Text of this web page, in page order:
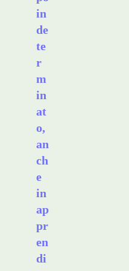
in
de
te
r
m
in
at
o,
an
ch
e
in
ap
pr
en
di